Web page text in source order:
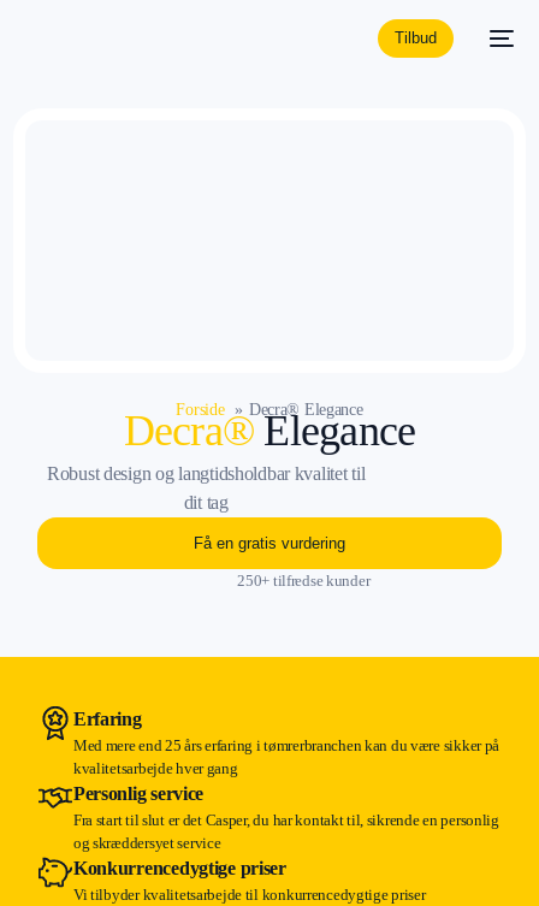
Tilbud
Forside Decra® Elegance
Decra® Elegance
Robust design og langtidsholdbar kvalitet til
dit tag
Få en gratis vurdering
250+ tilfredse kunder
Erfaring
Med mere end 25 års erfaring i tømrerbranchen kan du være sikker på
kvalitetsarbejde hver gang
Personlig service
Fra start til slut er det Casper, du har kontakt til, sikrende en personlig
og skræddersyet service
Konkurrencedygtige priser
Vi tilbyder kvalitetsarbejde til konkurrencedygtige priser